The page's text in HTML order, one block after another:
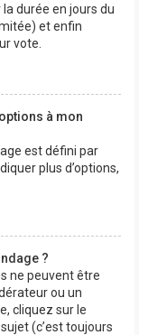
durée en jours du
et enfin
vote.
à mon
est défini par
plus d’options,
?
ne peuvent être
ou un
cliquez sur le
(c’est toujours